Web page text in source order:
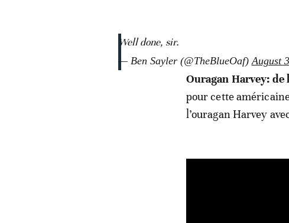
Well done, sir.
— Ben Sayler (@TheBlueOaf) August
Ouragan Harvey: de
pour cette
l’ouragan Harvey